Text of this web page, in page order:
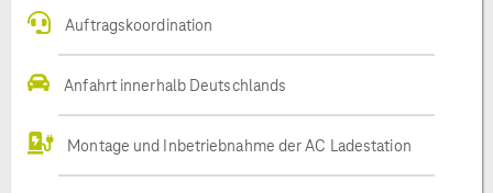
Auftragskoordination
Anfahrt innerhalb Deutschlands
Montage und Inbetriebnahme der AC Ladestation